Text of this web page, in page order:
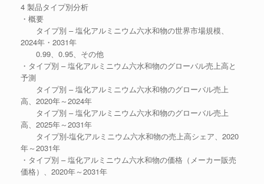
4 製品タイプ別分析
・概要
タイプ別 – 塩化アルミニウム六水和物の世界市場規模、
2024年・2031年
0.99、0.95、その他
・タイプ別 – 塩化アルミニウム六水和物のグローバル売上高と
予測
タイプ別 – 塩化アルミニウム六水和物のグローバル売上
高、2020年～2024年
タイプ別 – 塩化アルミニウム六水和物のグローバル売上
高、2025年～2031年
タイプ別-塩化アルミニウム六水和物の売上高シェア、2020
年～2031年
・タイプ別 – 塩化アルミニウム六水和物の価格（メーカー販売
価格）、2020年～2031年